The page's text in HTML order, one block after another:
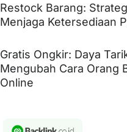
Restock Barang:
Menjaga Ketersediaan
Gratis Ongkir: Daya
Mengubah Cara Orang
Online